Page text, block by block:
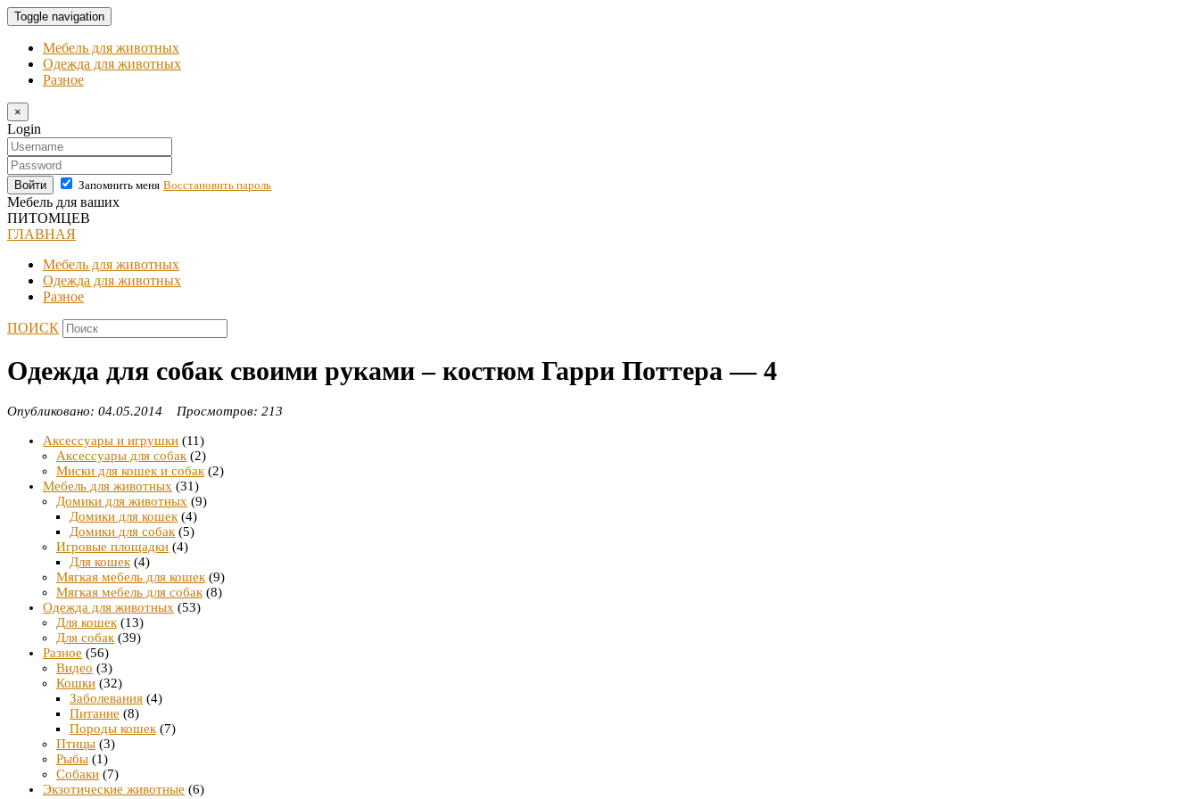
Toggle navigation
Мебель для животных
Одежда для животных
Разное
×
Login
Войти Запомнить меня Восстановить пароль
Мебель для ваших
ПИТОМЦЕВ
ГЛАВНАЯ
Мебель для животных
Одежда для животных
Разное
ПОИСК
Одежда для собак своими руками – костюм Гарри Поттера — 4
Опубликовано: 04.05.2014 Просмотров: 213
Аксессуары и игрушки (11)
Аксессуары для собак (2)
Миски для кошек и собак (2)
Мебель для животных (31)
Домики для животных (9)
Домики для кошек (4)
Домики для собак (5)
Игровые площадки (4)
Для кошек (4)
Мягкая мебель для кошек (9)
Мягкая мебель для собак (8)
Одежда для животных (53)
Для кошек (13)
Для собак (39)
Разное (56)
Видео (3)
Кошки (32)
Заболевания (4)
Питание (8)
Породы кошек (7)
Птицы (3)
Рыбы (1)
Собаки (7)
Экзотические животные (6)